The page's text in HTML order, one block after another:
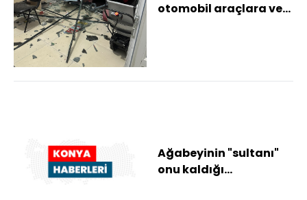
otomobil araçlara ve
Ağabeyinin "sultanı"
onu kaldığı